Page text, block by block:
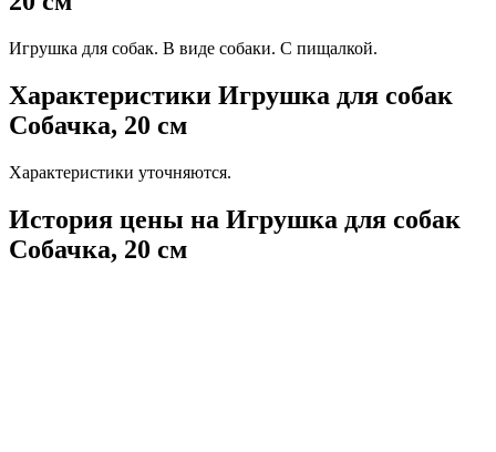
Игрушка для собак. В виде собаки. С пищалкой.
Характеристики Игрушка для собак
Собачка, 20 см
Характеристики уточняются.
История цены на Игрушка для собак
Собачка, 20 см